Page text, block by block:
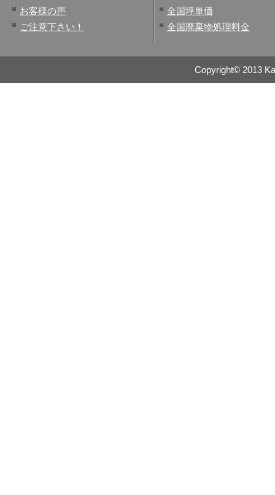
お客様の声
ご注意下さい！
全国坪単価
全国廃棄物処理料金
Copyright© 2013